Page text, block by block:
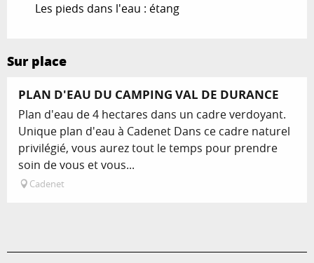
Les pieds dans l'eau : étang
Sur place
PLAN D'EAU DU CAMPING VAL DE DURANCE
Plan d'eau de 4 hectares dans un cadre verdoyant.
Unique plan d'eau à Cadenet Dans ce cadre naturel
privilégié, vous aurez tout le temps pour prendre
soin de vous et vous...
Cadenet